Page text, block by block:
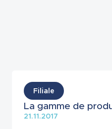
Filiale
La gamme de
21.11.2017